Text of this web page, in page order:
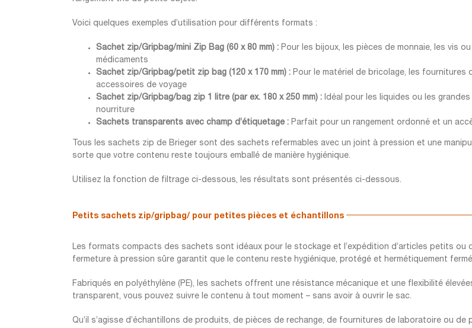
Voici quelques exemples d’utilisation pour différents formats :
Sachet zip/Gripbag/mini Zip Bag (60 x 80 mm) :Pour les bijoux, les pièces de monnaie, les vis
médicaments
Sachet zip/Gripbag/petit zip bag (120 x 170 mm) :Pour le matériel de bricolage, les fournitures
accessoires de voyage
Sachet zip/Gripbag/bag zip 1 litre (par ex. 180 x 250 mm) :Idéal pour les liquides ou les
nourriture
Sachets transparents avec champ d’étiquetage :Parfait pour un rangement ordonné et un
Tous les sachets zip de Brieger sont des sachets refermables avec un joint à pression et une
sorte que votre contenu reste toujours emballé de manière hygiénique.
Utilisez la fonction de filtrage ci-dessous, les résultats sont présentés ci-dessous.
Petits sachets zip/gripbag/pour petites pièces et échantillons
Les formats compacts des sachets sont idéaux pour le stockage et l’expédition d’articles petits ou
fermeture à pression sûre garantit que le contenu reste hygiénique, protégé et hermétiquement
Fabriqués en polyéthylène (PE), les sachets offrent une résistance mécanique et une flexibilité
transparent, vous pouvez suivre le contenu à tout moment – sans avoir à ouvrir le sac.
Qu’il s’agisse d’échantillons de produits, de pièces de rechange, de fournitures de laboratoire ou de